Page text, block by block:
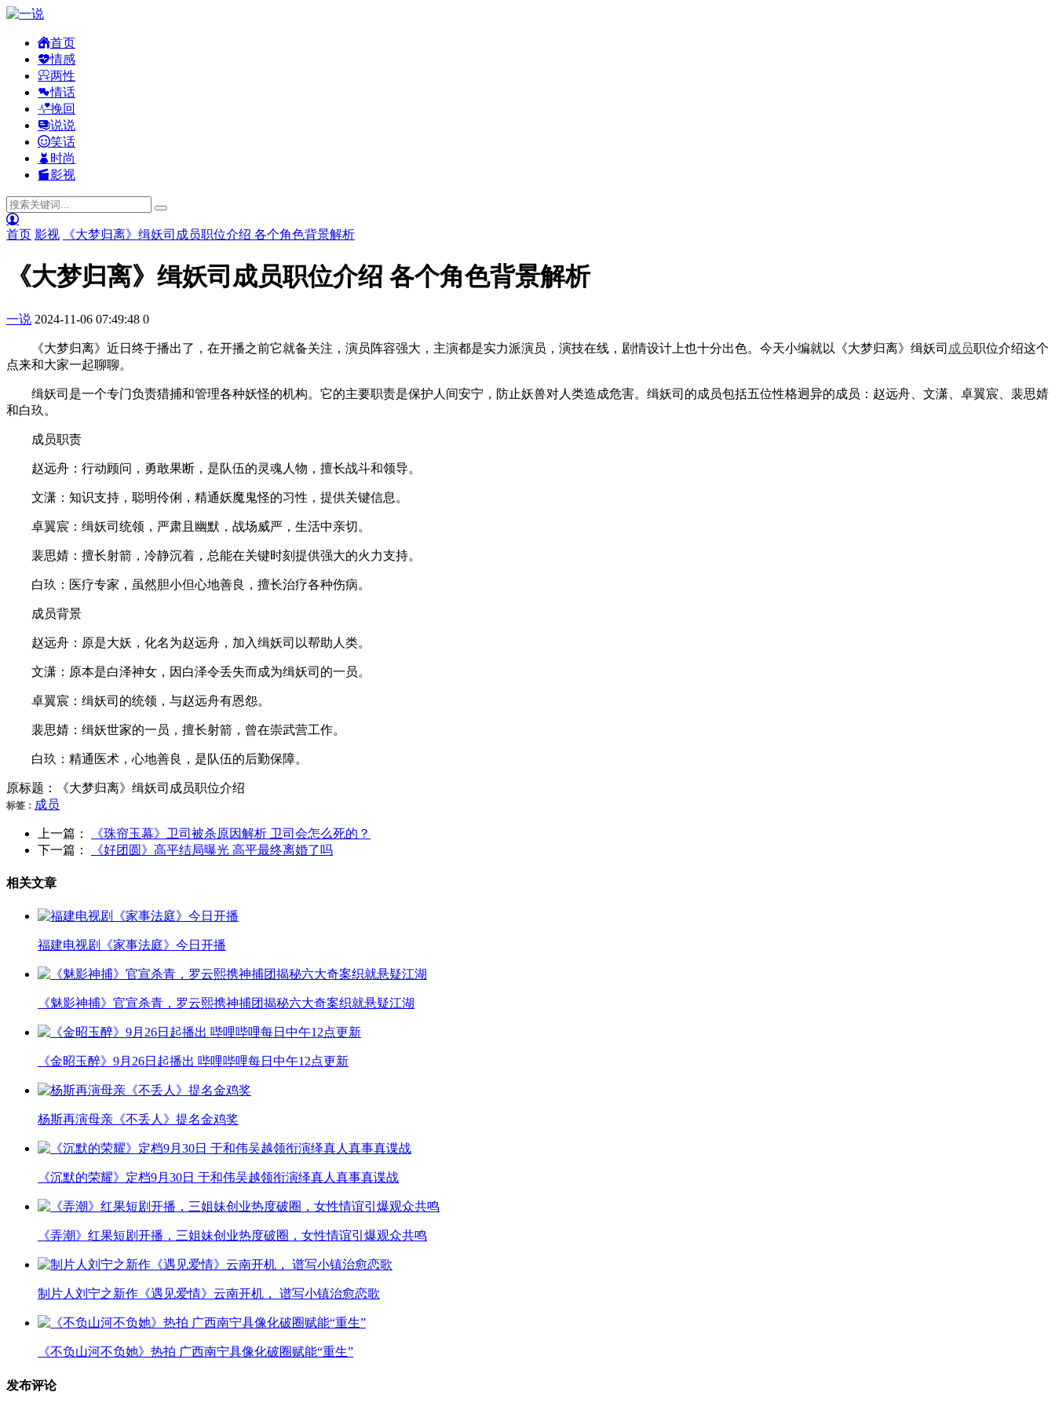
首页
情感
两性
情话
挽回
说说
笑话
时尚
影视
首页 影视 《大梦归离》缉妖司成员职位介绍 各个角色背景解析
《大梦归离》缉妖司成员职位介绍 各个角色背景解析
一说 2024-11-06 07:49:48 0
《大梦归离》近日终于播出了，在开播之前它就备关注，演员阵容强大，主演都是实力派演员，演技在线，剧情设计上也十分出色。今天小编就以《大梦归离》缉妖司 成员职位介绍这个
点来和大家一起聊聊。
缉妖司是一个专门负责猎捕和管理各种妖怪的机构。它的主要职责是保护人间安宁，防止妖兽对人类造成危害。缉妖司的成员包括五位性格迥异的成员：赵远舟、文潇、卓翼宸、裴思婧
和白玖。
成员职责
赵远舟：行动顾问，勇敢果断，是队伍的灵魂人物，擅长战斗和领导。
文潇：知识支持，聪明伶俐，精通妖魔鬼怪的习性，提供关键信息。
卓翼宸：缉妖司统领，严肃且幽默，战场威严，生活中亲切。
裴思婧：擅长射箭，冷静沉着，总能在关键时刻提供强大的火力支持。
白玖：医疗专家，虽然胆小但心地善良，擅长治疗各种伤病。
成员背景
赵远舟：原是大妖，化名为赵远舟，加入缉妖司以帮助人类。
文潇：原本是白泽神女，因白泽令丢失而成为缉妖司的一员。
卓翼宸：缉妖司的统领，与赵远舟有恩怨。
裴思婧：缉妖世家的一员，擅长射箭，曾在崇武营工作。
白玖：精通医术，心地善良，是队伍的后勤保障。
原标题：《大梦归离》缉妖司成员职位介绍
标签： 成员
上一篇：
《珠帘玉幕》卫司被杀原因解析 卫司会怎么死的？
下一篇：
《好团圆》高平结局曝光 高平最终离婚了吗
相关文章
福建电视剧《家事法庭》今日开播
《魅影神捕》官宣杀青，罗云熙携神捕团揭秘六大奇案织就悬疑江湖
《金昭玉醉》9月26日起播出 哔哩哔哩每日中午12点更新
杨斯再演母亲《不丢人》提名金鸡奖
《沉默的荣耀》定档9月30日 于和伟吴越领衔演绎真人真事真谍战
《弄潮》红果短剧开播，三姐妹创业热度破圈，女性情谊引爆观众共鸣
制片人刘宁之新作《遇见爱情》云南开机， 谱写小镇治愈恋歌
《不负山河不负她》热拍 广西南宁具像化破圈赋能“重生”
发布评论